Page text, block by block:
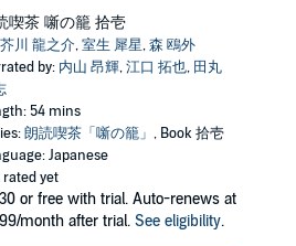
喫茶 噺の籠 拾壱
芥川 龍之介,室生 犀星,森 鴎外
by: 内山 昂輝,江口 拓也, 田丸
54 mins
朗読喫茶「噺の籠」 , Book 拾壱
Japanese
rated yet
or free with trial. Auto-renews at
month after trial. See eligibility.